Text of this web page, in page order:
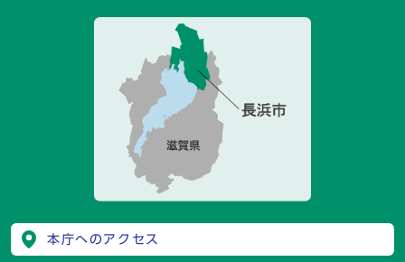
本庁へのアクセス